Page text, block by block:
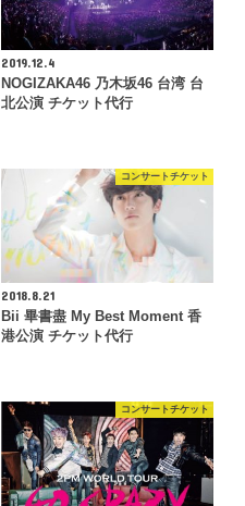
2019.12.4
NOGIZAKA46 乃木坂46 台湾 台
北公演 チケット代行
コンサートチケット
2018.8.21
Bii 畢書盡 My Best Moment 香
港公演 チケット代行
コンサートチケット